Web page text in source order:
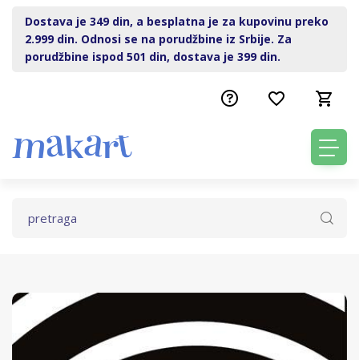
Dostava je 349 din, a besplatna je za kupovinu preko
2.999 din. Odnosi se na porudžbine iz Srbije. Za
porudžbine ispod 501 din, dostava je 399 din.